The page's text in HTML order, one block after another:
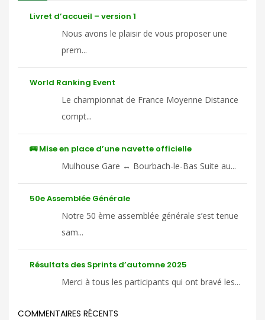
Livret d’accueil – version 1
Nous avons le plaisir de vous proposer une
prem...
World Ranking Event
Le championnat de France Moyenne Distance
compt...
🚌 Mise en place d’une navette officielle
Mulhouse Gare ↔ Bourbach-le-Bas Suite au...
50e Assemblée Générale
Notre 50 ème assemblée générale s’est tenue
sam...
Résultats des Sprints d’automne 2025
Merci à tous les participants qui ont bravé les...
COMMENTAIRES RÉCENTS